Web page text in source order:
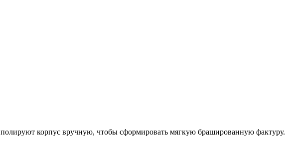
корпус вручную, чтобы сформировать мягкую брашированную фактуру.